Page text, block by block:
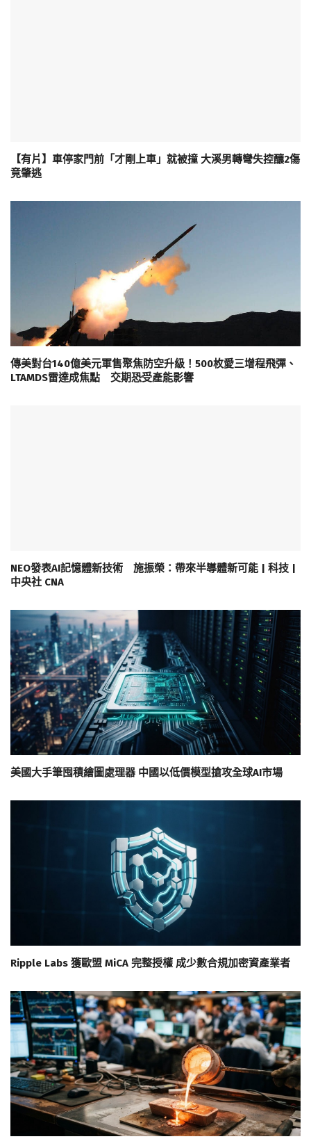
【有片】車停家門前「才剛上車」就被撞 大溪男轉彎失控釀2傷
竟肇逃
傳美對台140億美元軍售聚焦防空升級！500枚愛三增程飛彈、
LTAMDS雷達成焦點 交期恐受產能影響
NEO發表AI記憶體新技術 施振榮：帶來半導體新可能 | 科技 |
中央社 CNA
美國大手筆囤積繪圖處理器 中國以低價模型搶攻全球AI市場
Ripple Labs 獲歐盟 MiCA 完整授權 成少數合規加密資產業者